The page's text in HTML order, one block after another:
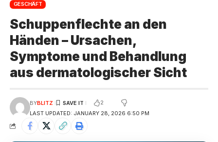
GESCHÄFT
Schuppenflechte an den
Händen – Ursachen,
Symptome und Behandlung
aus dermatologischer Sicht
LAST UPDATED: JANUARY 28, 2026 6:50 PM
BYBLITZ 2